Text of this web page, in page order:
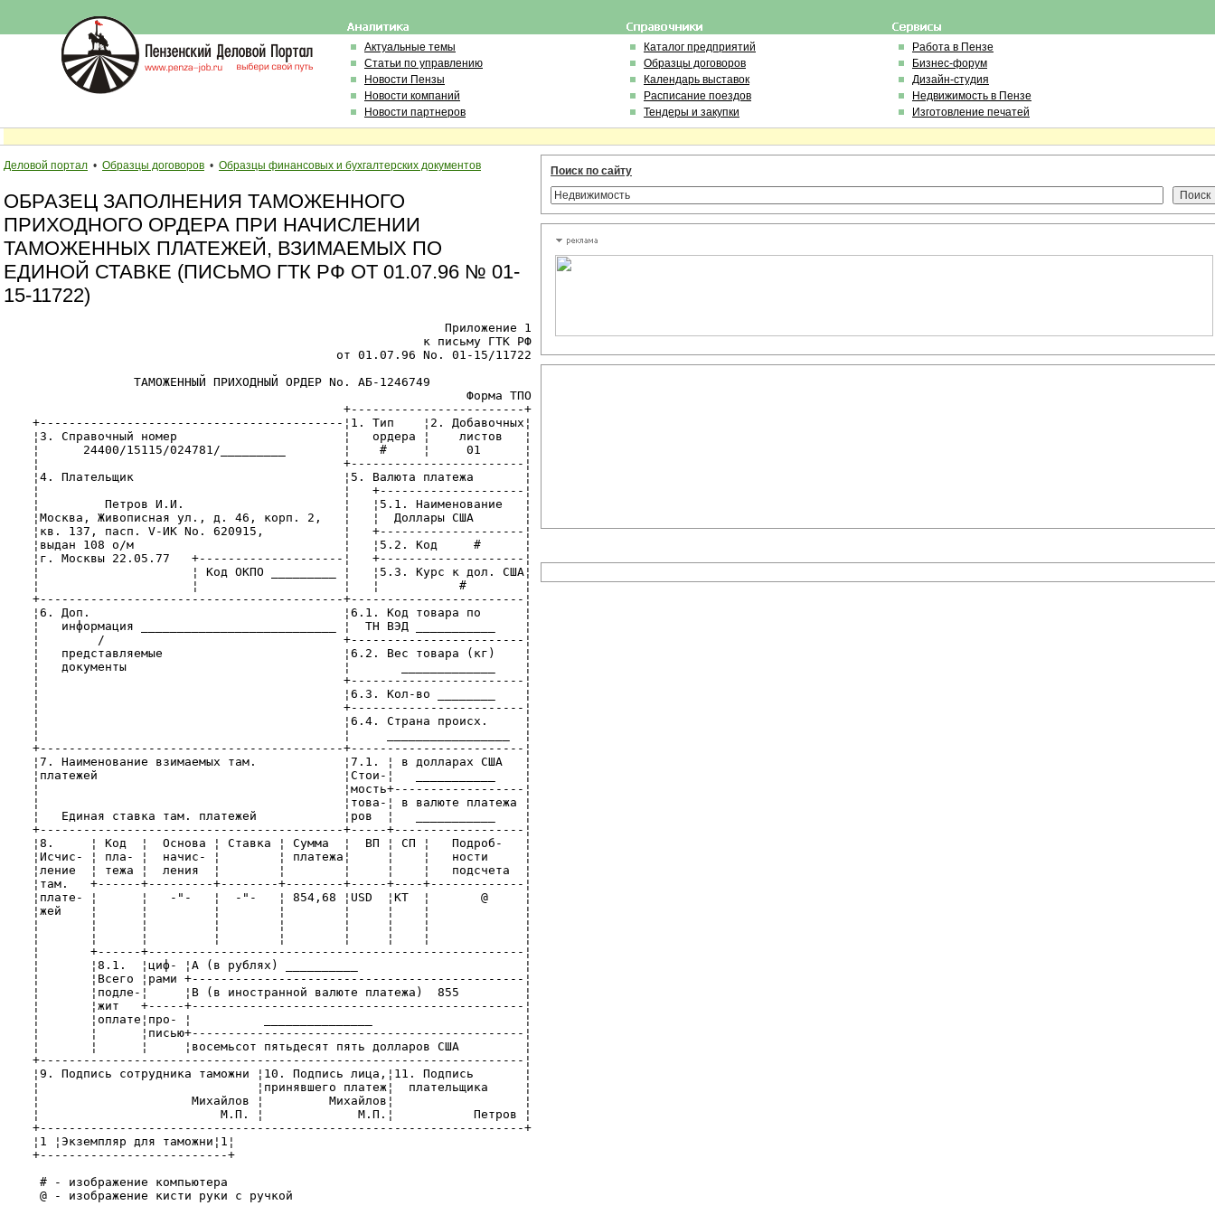
Актуальные темы
Статьи по управлению
Новости Пензы
Новости компаний
Новости партнеров
Каталог предприятий
Образцы договоров
Календарь выставок
Расписание поездов
Тендеры и закупки
Работа в Пензе
Бизнес-форум
Дизайн-студия
Недвижимость в Пензе
Изготовление печатей
Деловой портал • Образцы договоров • Образцы финансовых и бухгалтерских документов
ОБРАЗЕЦ ЗАПОЛНЕНИЯ ТАМОЖЕННОГО
ПРИХОДНОГО ОРДЕРА ПРИ НАЧИСЛЕНИИ
ТАМОЖЕННЫХ ПЛАТЕЖЕЙ, ВЗИМАЕМЫХ ПО
ЕДИНОЙ СТАВКЕ (ПИСЬМО ГТК РФ ОТ 01.07.96 № 01-
15-11722)
                                                             Приложение 1
                                                          к письму ГТК РФ
                                              от 01.07.96 Nо. 01-15/11722
                  ТАМОЖЕННЫЙ ПРИХОДНЫЙ ОРДЕР Nо. АБ-1246749
                                                                Форма ТПО
                                               +------------------------+
    +------------------------------------------¦1. Тип    ¦2. Добавочных¦
    ¦3. Справочный номер                       ¦   ордера ¦    листов   ¦
    ¦      24400/15115/024781/_________        ¦    #     ¦     01      ¦
    ¦                                          +------------------------¦
    ¦4. Плательщик                             ¦5. Валюта платежа       ¦
    ¦                                          ¦   +--------------------¦
    ¦         Петров И.И.                      ¦   ¦5.1. Наименование   ¦
    ¦Москва, Живописная ул., д. 46, корп. 2,   ¦   ¦  Доллары США       ¦
    ¦кв. 137, пасп. V-ИК Nо. 620915,           ¦   +--------------------¦
    ¦выдан 108 о/м                             ¦   ¦5.2. Код     #      ¦
    ¦г. Москвы 22.05.77   +--------------------¦   +--------------------¦
    ¦                     ¦ Код ОКПО _________ ¦   ¦5.3. Курс к дол. США¦
    ¦                     ¦                    ¦   ¦           #        ¦
    +------------------------------------------+------------------------¦
    ¦6. Доп.                                   ¦6.1. Код товара по      ¦
    ¦   информация ___________________________ ¦  ТН ВЭД ___________    ¦
    ¦        /                                 +------------------------¦
    ¦   представляемые                         ¦6.2. Вес товара (кг)    ¦
    ¦   документы                              ¦       _____________    ¦
    ¦                                          +------------------------¦
    ¦                                          ¦6.3. Кол-во ________    ¦
    ¦                                          +------------------------¦
    ¦                                          ¦6.4. Страна происх.     ¦
    ¦                                          ¦     _________________  ¦
    +------------------------------------------+------------------------¦
    ¦7. Наименование взимаемых там.            ¦7.1. ¦ в долларах США   ¦
    ¦платежей                                  ¦Стои-¦   ___________    ¦
    ¦                                          ¦мость+------------------¦
    ¦                                          ¦това-¦ в валюте платежа ¦
    ¦   Единая ставка там. платежей            ¦ров  ¦   ___________    ¦
    +------------------------------------------+-----+------------------¦
    ¦8.     ¦ Код  ¦  Основа ¦ Ставка ¦ Сумма  ¦  ВП ¦ СП ¦   Подроб-   ¦
    ¦Исчис- ¦ пла- ¦  начис- ¦        ¦ платежа¦     ¦    ¦   ности     ¦
    ¦ление  ¦ тежа ¦  ления  ¦        ¦        ¦     ¦    ¦   подсчета  ¦
    ¦там.   +------+---------+--------+--------+-----+----+-------------¦
    ¦плате- ¦      ¦   -"-   ¦  -"-   ¦ 854,68 ¦USD  ¦КТ  ¦       @     ¦
    ¦жей    ¦      ¦         ¦        ¦        ¦     ¦    ¦             ¦
    ¦       ¦      ¦         ¦        ¦        ¦     ¦    ¦             ¦
    ¦       ¦      ¦         ¦        ¦        ¦     ¦    ¦             ¦
    ¦       +------+----------------------------------------------------¦
    ¦       ¦8.1.  ¦циф- ¦А (в рублях) __________                       ¦
    ¦       ¦Всего ¦рами +----------------------------------------------¦
    ¦       ¦подле-¦     ¦В (в иностранной валюте платежа)  855         ¦
    ¦       ¦жит   +-----+----------------------------------------------¦
    ¦       ¦оплате¦про- ¦          _______________                     ¦
    ¦       ¦      ¦писью+----------------------------------------------¦
    ¦       ¦      ¦     ¦восемьсот пятьдесят пять долларов США         ¦
    +-------------------------------------------------------------------¦
    ¦9. Подпись сотрудника таможни ¦10. Подпись лица,¦11. Подпись       ¦
    ¦                              ¦принявшего платеж¦  плательщика     ¦
    ¦                     Михайлов ¦         Михайлов¦                  ¦
    ¦                         М.П. ¦             М.П.¦           Петров ¦
    +-------------------------------------------------------------------+
    ¦1 ¦Экземпляр для таможни¦1¦
    +--------------------------+
     # - изображение компьютера
     @ - изображение кисти руки с ручкой
Поиск по сайту